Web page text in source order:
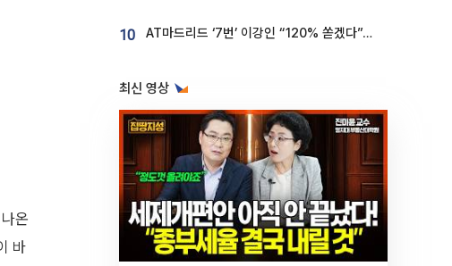
온
바
10 AT마드리드 ‘7번’ 이강인 “120% 쏟겠다”⋯시메오네 감독 “필요한 선수”
최신 영상